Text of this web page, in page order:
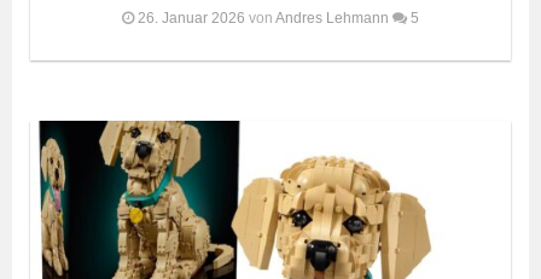
26. Januar 2026 von Andres Lehmann 5